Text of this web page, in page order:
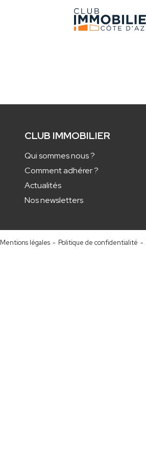
CLUB IMMOBILIER
Qui sommes nous ?
Comment adhérer ?
Actualités
Nos newsletters
Mentions légales - Politique de confidentialité -